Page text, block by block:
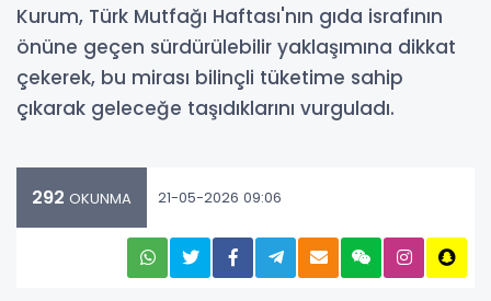
Kurum, Türk Mutfağı Haftası'nın gıda israfının
önüne geçen sürdürülebilir yaklaşımına dikkat
çekerek, bu mirası bilinçli tüketime sahip
çıkarak geleceğe taşıdıklarını vurguladı.
292 OKUNMA 21-05-2026 09:06